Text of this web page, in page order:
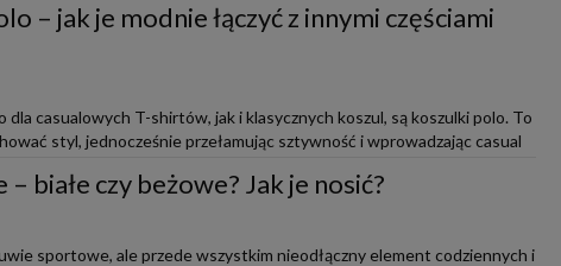
– jak je modnie łączyć z innymi częściami
casualowych T-shirtów, jak i klasycznych koszul, są koszulki polo. To
styl, jednocześnie przełamując sztywność i wprowadzając casual
białe czy beżowe? Jak je nosić?
sportowe, ale przede wszystkim nieodłączny element codziennych i